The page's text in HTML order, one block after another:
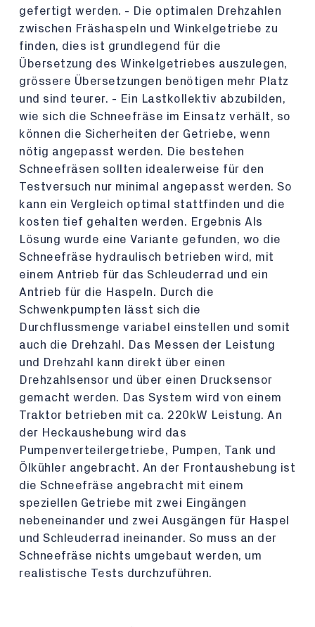
gefertigt werden. - Die optimalen Drehzahlen
zwischen Fräshaspeln und Winkelgetriebe zu
finden, dies ist grundlegend für die
Übersetzung des Winkelgetriebes auszulegen,
grössere Übersetzungen benötigen mehr Platz
und sind teurer. - Ein Lastkollektiv abzubilden,
wie sich die Schneefräse im Einsatz verhält, so
können die Sicherheiten der Getriebe, wenn
nötig angepasst werden. Die bestehen
Schneefräsen sollten idealerweise für den
Testversuch nur minimal angepasst werden. So
kann ein Vergleich optimal stattfinden und die
kosten tief gehalten werden. Ergebnis Als
Lösung wurde eine Variante gefunden, wo die
Schneefräse hydraulisch betrieben wird, mit
einem Antrieb für das Schleuderrad und ein
Antrieb für die Haspeln. Durch die
Schwenkpumpten lässt sich die
Durchflussmenge variabel einstellen und somit
auch die Drehzahl. Das Messen der Leistung
und Drehzahl kann direkt über einen
Drehzahlsensor und über einen Drucksensor
gemacht werden. Das System wird von einem
Traktor betrieben mit ca. 220kW Leistung. An
der Heckaushebung wird das
Pumpenverteilergetriebe, Pumpen, Tank und
Ölkühler angebracht. An der Frontaushebung ist
die Schneefräse angebracht mit einem
speziellen Getriebe mit zwei Eingängen
nebeneinander und zwei Ausgängen für Haspel
und Schleuderrad ineinander. So muss an der
Schneefräse nichts umgebaut werden, um
realistische Tests durchzuführen.